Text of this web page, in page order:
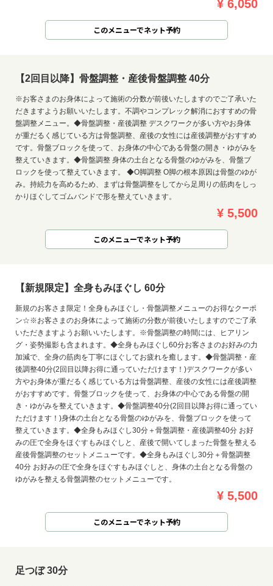
¥ 6,050
このメニューでネット予約
【2回目以降】骨盤調整・産後骨盤調整 40分
※お客さまのお身体によって施術の分数が前後いたしますのでご了承いた
だきますようお願いいたします。不調やコンプレック解消におすすめの骨
盤調整メニュー。◆骨盤調整・産後調整 デスクワークが多い方やお身体
が重だるく感じている方は骨盤調整、産後の女性には産後調整がおすすめ
です。骨盤ブロックを使って、お身体の中心である骨盤の開き・ゆがみを
整えていきます。◆骨盤調整 身体の土台となる骨盤のゆがみを、骨盤ブ
ロックを使って整えていきます。 ◆O脚調整 O脚の根本原因は骨盤のゆが
み。持続力を高めるため、まずは骨盤調整をしてから足周りの筋肉をしっ
かりほぐしてゴムバンドで形を整えていきます。
¥ 5,500
このメニューでネット予約
【新規限定】全身もみほぐし 60分
新規のお客さま限定！全身もみほぐし・骨盤調整メニューのお得なクーポ
ン☆※お客さまのお身体によって施術の分数が前後いたしますのでご了承
いただきますようお願いいたします。※骨盤調整の時間には、ヒアリン
グ・姿勢撮影も含まれます。◆全身もみほぐし60分お客さまのお好みの力
加減で、全身の筋肉を丁寧にほぐしてお疲れを癒します。◆骨盤調整・産
後調整40分(2回目以降お得に通っていただけます！)デスクワークが多い
方やお身体が重だるく感じている方は骨盤調整、産後の女性には産後調整
がおすすめです。骨盤ブロックを使って、お身体の中心である骨盤の開
き・ゆがみを整えていきます。◆骨盤調整40分(2回目以降お得に通ってい
ただけます！)身体の土台となる骨盤のゆがみを、骨盤ブロックを使って
整えていきます。◆全身もみほぐし30分＋骨盤調整・産後調整40分 お好
みの圧で全身をほぐすもみほぐしと、産後で開いてしまった骨盤を整える
産後骨盤調整のセットメニューです。◆全身もみほぐし30分＋骨盤調整
40分 お好みの圧で全身をほぐすもみほぐしと、身体の土台となる骨盤の
ゆがみを整える骨盤調整のセットメニューです。
¥ 5,500
このメニューでネット予約
足つぼ 30分